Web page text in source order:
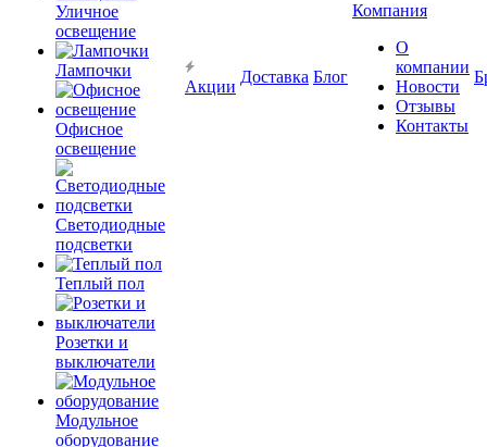
Уличное
освещение
Лампочки
Офисное
освещение
Светодиодные
подсветки
Теплый пол
Розетки и
выключатели
Модульное
оборудование
Акции
Доставка Блог
Компания
О
компании
Новости
Отзывы
Контакты